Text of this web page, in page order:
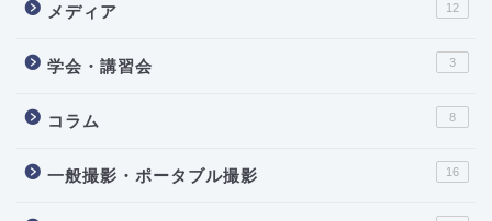
メディア 12
学会・講習会 3
コラム 8
一般撮影・ポータブル撮影 16